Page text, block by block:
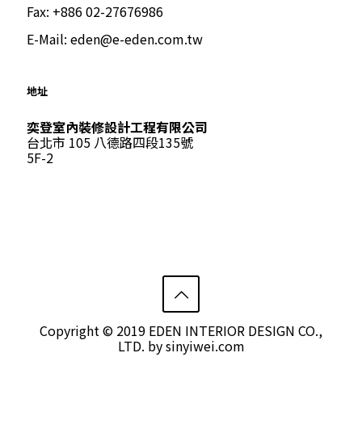
Fax: +886 02-27676986
E-Mail: eden@e-eden.com.tw
地址
奕登室內裝修設計工程有限公司
台北市 105 八德路四段135號
5F-2
Copyright © 2019 EDEN INTERIOR DESIGN CO.,
LTD. bysinyiwei.com